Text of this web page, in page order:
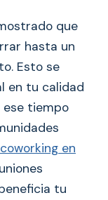
que
hasta un
Esto se
en tu calidad
ese tiempo
en
tu